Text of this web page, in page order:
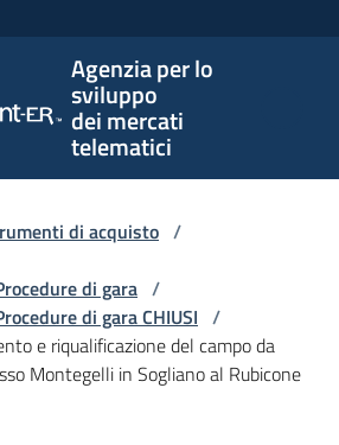
Agenzia per lo
sviluppo
dei mercati
telematici
lo
sviluppo
di acquisto /
di gara /
di gara CHIUSI /
e riqualificazione del campo da
Montegelli in Sogliano al Rubicone